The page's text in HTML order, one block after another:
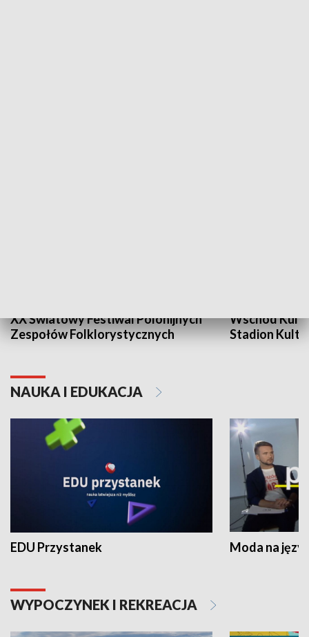
XX Światowy Festiwal Polonijnych
Zespołów Folklorystycznych
Wschód
Stadion
NAUKA I EDUKACJA
EDU Przystanek Moda na
WYPOCZYNEK I REKREACJA